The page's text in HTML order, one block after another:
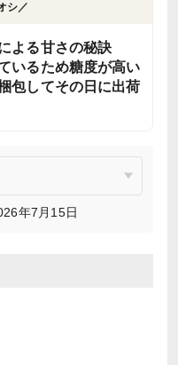
シ／
よる甘さの秘訣
いるため糖度が高い
包してその日に出荷
年7月15日